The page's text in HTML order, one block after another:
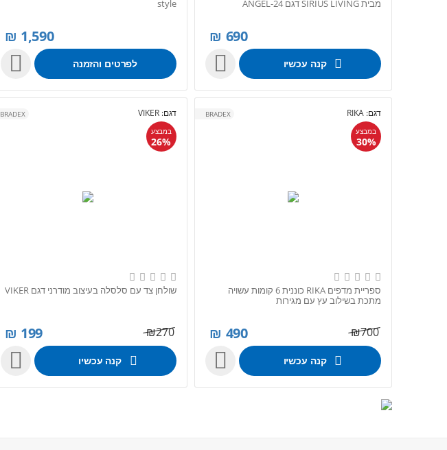
מבית SIRIUS LIVING דגם ANGEL-24
690
₪
קנה עכשיו 
style
1,590
₪
לפרטים והזמנה 
דגם: RIKA
במבצע
30%
BRADEX
ספריית מדפים RIKA כוננית 6 קומות עשויה
מתכת בשילוב עץ עם מגירות
700
₪
490
₪
קנה עכשיו 
דגם: VIKER
במבצע
26%
BRADEX
שולחן צד עם סלסלה בעיצוב מודרני דגם VIKER
270
₪
199
₪
קנה עכשיו 